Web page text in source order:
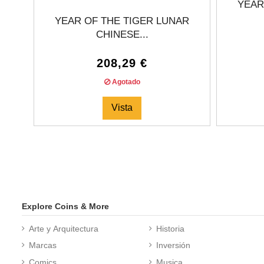
YEAR OF THE TIGER LUNAR
CHINESE...
208,29 €
Agotado
Vista
Explore Coins & More
Arte y Arquitectura
Marcas
Comics
Historia
Inversión
Musica